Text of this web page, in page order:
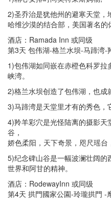
2)圣乔治是犹他州的避寒天堂
哈维沙漠的结合部，美国著名的
酒店：Ramada Inn 或同级
第3天 包伟湖-格兰水坝-马蹄湾
1)包伟湖如同嵌在赤橙色科罗
峡湾。
2)格兰水坝创造了包伟湖，也成
3)马蹄湾是天堂里才有的秀色，
4)羚羊彩穴是光怪陆离的摄影
谷，
娇色柔阳，天下奇景，咫尺瑶台
5)纪念碑山谷是一幅波澜壮阔
世界和阿甘的精神。
酒店：RodewayInn 或同级
第4天 拱門國家公園-玲瓏拱門 -